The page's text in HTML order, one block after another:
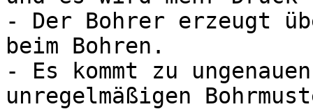
- Der Bohrer erzeugt
beim Bohren.
- Es kommt zu
unregelmäßigen